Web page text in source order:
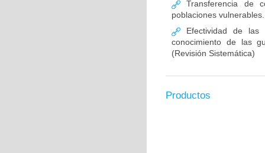
Transferencia de
poblaciones
Efectividad de las
conocimiento de las
(Revisión Sistemática)
Productos